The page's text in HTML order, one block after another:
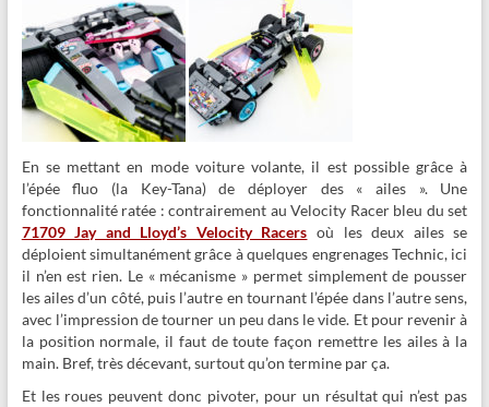
En se mettant en mode voiture volante, il est possible grâce à
l’épée fluo (la Key-Tana) de déployer des « ailes ». Une
fonctionnalité ratée : contrairement au Velocity Racer bleu du set
71709 Jay and Lloyd’s Velocity Racers où les deux ailes se
déploient simultanément grâce à quelques engrenages Technic, ici
il n’en est rien. Le « mécanisme » permet simplement de pousser
les ailes d’un côté, puis l’autre en tournant l’épée dans l’autre sens,
avec l’impression de tourner un peu dans le vide. Et pour revenir à
la position normale, il faut de toute façon remettre les ailes à la
main. Bref, très décevant, surtout qu’on termine par ça.
Et les roues peuvent donc pivoter, pour un résultat qui n’est pas